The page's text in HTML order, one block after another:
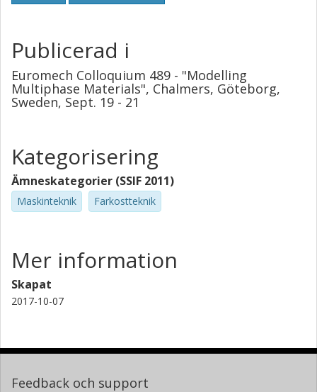
Publicerad i
Euromech Colloquium 489 - "Modelling
Multiphase Materials", Chalmers, Göteborg,
Sweden, Sept. 19 - 21
Kategorisering
Ämneskategorier (SSIF 2011)
Maskinteknik Farkostteknik
Mer information
Skapat
2017-10-07
Feedback och support